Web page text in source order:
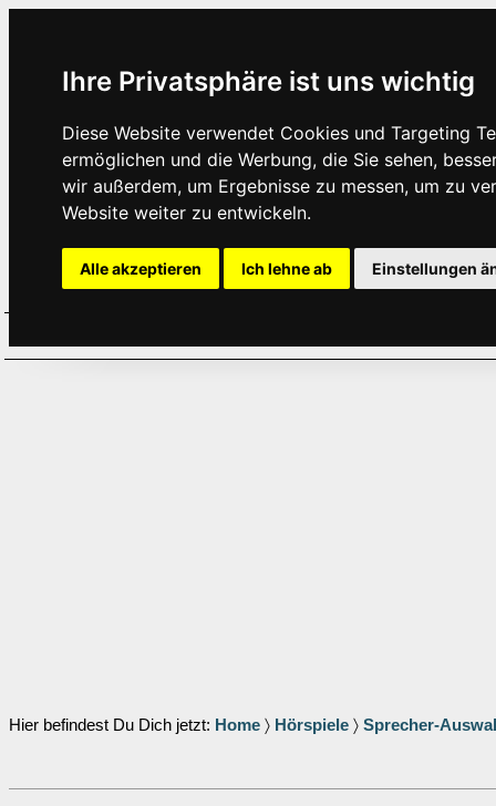
Ihre Privatsphäre ist uns wichtig
Diese Website verwendet Cookies und Targeting
ermöglichen und die Werbung, die Sie sehen,
wir außerdem, um Ergebnisse zu messen, um zu
Website weiter zu entwickeln.
Alle akzeptieren Ich lehne ab Einstellungen
Hier befindest Du Dich jetzt: Home 〉 Hörspiele 〉 Sprecher-